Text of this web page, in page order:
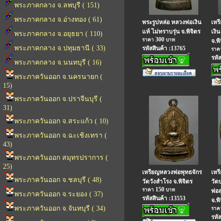
พระภาคกลาง จ.ลพบุรี ( 151)
พระภาคกลาง จ.อ่างทอง ( 61)
พระภาคกลาง จ.อยุธยา ( 110)
พระภาคกลาง จ.ปทุมธานี ( 33)
พระภาคกลาง จ.นนทบุรี ( 16)
พระภาควันออก จ.นครนายก (
15)
พระภาควันออก จ.ปราจีนบุรี (
31)
พระภาควันออก จ.สระแก้ว ( 10)
พระภาควันออก จ.ฉะเชิงเทรา (
43)
พระภาควันออก สมุทรปราการ (
25)
พระภาควันออก จ.ชลบุรี ( 48)
พระภาควันออก จ.ระยอง ( 37)
พระภาควันออก จ.จันทบุรี ( 34)
พระรูปหล่อ หลวงพ่อเงิน
แท้ ไม่ทราบรุ่น จ.พิจิตร
ราคา 300 บาท
รหัสสินค้า :13765
เห
เงิ
จ.พิ
รา
รหั
เหรียญหลวงพ่อพุทธจักร
วัดวังสำโรง จ.พิจิตร
ราคา 150 บาท
รหัสสินค้า :13553
เห
วัด
พ่อ
จ.พิ
รา
รหั